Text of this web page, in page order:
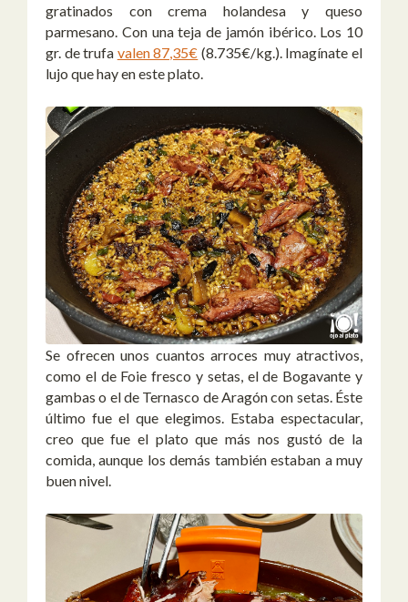
gratinados con crema holandesa y queso
parmesano. Con una teja de jamón ibérico. Los 10
gr. de trufa valen 87,35€ (8.735€/kg.). Imagínate el
lujo que hay en este plato.
Se ofrecen unos cuantos arroces muy atractivos,
como el de Foie fresco y setas, el de Bogavante y
gambas o el de Ternasco de Aragón con setas. Éste
último fue el que elegimos. Estaba espectacular,
creo que fue el plato que más nos gustó de la
comida, aunque los demás también estaban a muy
buen nivel.